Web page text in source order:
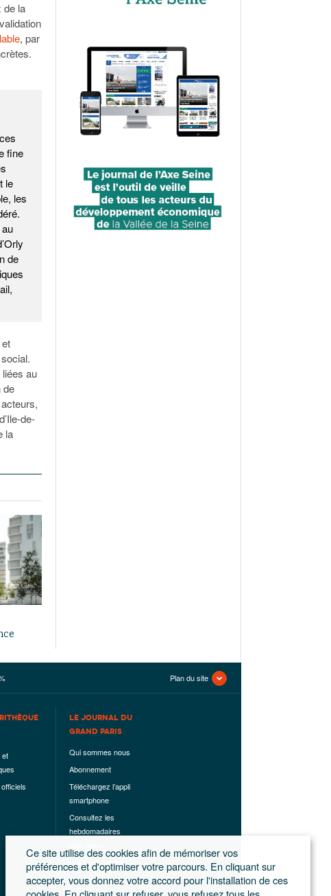
de la
, par
fine
le
les
de
au
de
de-
la
Plan du site
et
LE JOURNAL DU
GRAND PARIS
Qui sommes nous
Abonnement
Téléchargez l’appli
smartphone
Consultez les
hebdomadaires
Les hors-séries
Mentions légales
Ce site utilise des cookies afin de mémoriser vos
préférences et d'optimiser votre parcours. En cliquant sur
accepter, vous donnez votre accord pour l'installation de ces